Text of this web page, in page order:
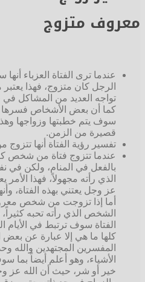
معروف متزوج
عندما ترى الفتاة العزباء
الرجل كان متزوج، فهذا
تواجه العديد من المشاكل في
كما أن بعض الأشخاص فسرها
سوف يتم خطبتها وزواجها
قصيرة من الزمن.
تفسير رؤية الفتاة أنها
عندما تتزوج فتاة من شخص
بالفعل في المنام، ولكن
الذي رأته مجهولاً، فهذا الأمر
عز وجل يعتني بهذه الفتاة،
أما إذا تزوجت من شخص
الشخص الذي رأته تحبه
الفتاة سوف ترتبط في الأيام
كلها ما هي إلا عبارة عن بعض
المفسرين المجتهدين والله
الأشياء، وهو أعلم أيضاً
خير أو شر، حيث أن الله عز